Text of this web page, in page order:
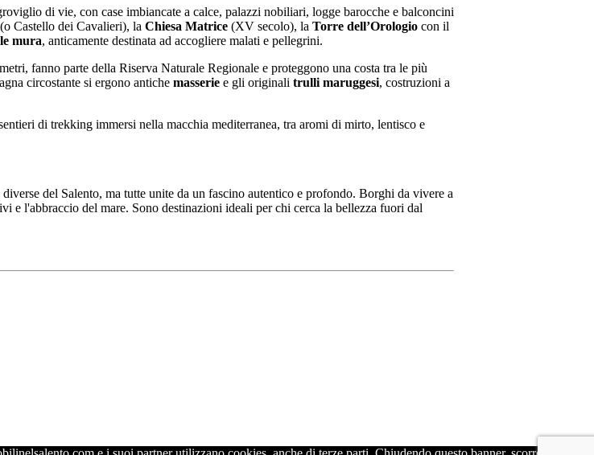
di vie, con case imbiancate a calce, palazzi nobiliari, logge barocche e balconcini
(o Castello dei Cavalieri), la Chiesa Matrice (XV secolo), la Torre dell’Orologio con il
mura, anticamente destinata ad accogliere malati e pellegrini.
fanno parte della Riserva Naturale Regionale e proteggono una costa tra le più
circostante si ergono antiche masserie e gli originali trulli maruggesi, costruzioni a
di trekking immersi nella macchia mediterranea, tra aromi di mirto, lentisco e
del Salento, ma tutte unite da un fascino autentico e profondo. Borghi da vivere a
e l'abbraccio del mare. Sono destinazioni ideali per chi cerca la bellezza fuori dal